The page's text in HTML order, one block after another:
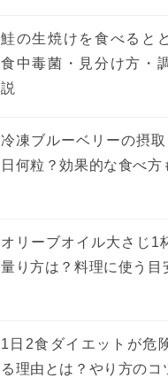
鮭の生焼けを食べると
食中毒菌・見分け方・
説
冷凍ブルーベリーの摂
日何粒？効果的な食べ方
オリーブオイル大さじ1
量り方は？料理に使う目
1日2食ダイエットが危
る理由とは？やり方のコ